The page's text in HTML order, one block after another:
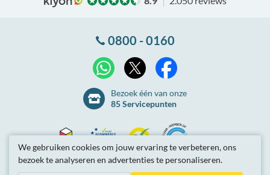
0800 - 0160
WhatsApp
Bezoek één van onze
85 Servicepunten
ThuiswinkelEcommerceKiyoh NLconnect
We gebruiken cookies om jouw ervaring te verbeteren, ons
bezoek te analyseren en advertenties te personaliseren.